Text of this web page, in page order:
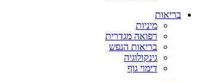
בריאות
מיניות
רפואה מגדרית
בריאות הנפש
גינקולוגיה
דימוי גוף